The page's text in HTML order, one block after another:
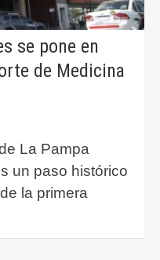
se pone en
de Medicina
La Pampa
un paso histórico
la primera